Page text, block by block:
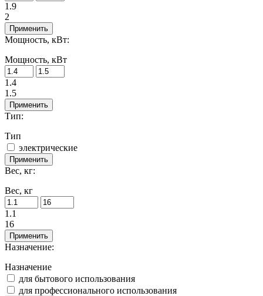
1.9
2
Применить
Мощность, кВт:
Мощность, кВт
1.4
1.5
Применить
Тип:
Тип
электрические
Применить
Вес, кг:
Вес, кг
1.1
16
Применить
Назначение:
Назначение
для бытового использования
для профессионального использования